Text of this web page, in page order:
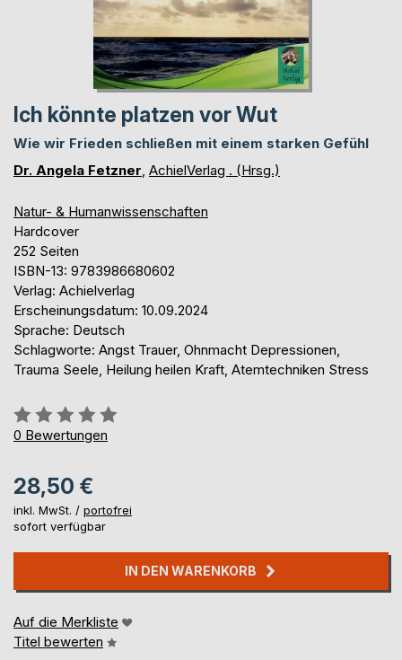
Ich könnte platzen vor Wut
Wie wir Frieden schließen mit einem starken Gefühl
Dr. Angela Fetzner AchielVerlag . (Hrsg.)
Natur- & Humanwissenschaften
Hardcover
252 Seiten
ISBN-13: 9783986680602
Verlag: Achielverlag
Erscheinungsdatum: 10.09.2024
Sprache: Deutsch
Schlagworte: Angst Trauer, Ohnmacht Depressionen,
Trauma Seele, Heilung heilen Kraft, Atemtechniken Stress
Bewertung::
0%
0 Bewertungen
28,50 €
inkl. MwSt. / portofrei
sofort verfügbar
IN DEN WARENKORB
Auf die Merkliste
Titel bewerten